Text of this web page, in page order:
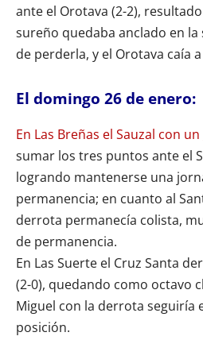
ante el Orotava (2-2),
sureño quedaba anclado en la
de perderla, y el Orotava caía
El domingo 26 de enero:
En Las Breñas el Sauzal con
sumar los tres puntos ante el
logrando mantenerse una
permanencia; en cuanto al
derrota permanecía colista,
de permanencia.
En Las Suerte el Cruz Santa
(2-0), quedando como octavo
Miguel con la derrota seguiría
posición.